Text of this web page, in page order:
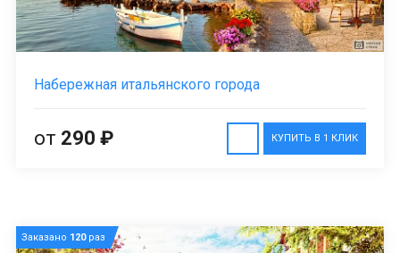
Набережная итальянского города
КУПИТЬ В 1 КЛИК
от 290 ₽
Заказано 120раз